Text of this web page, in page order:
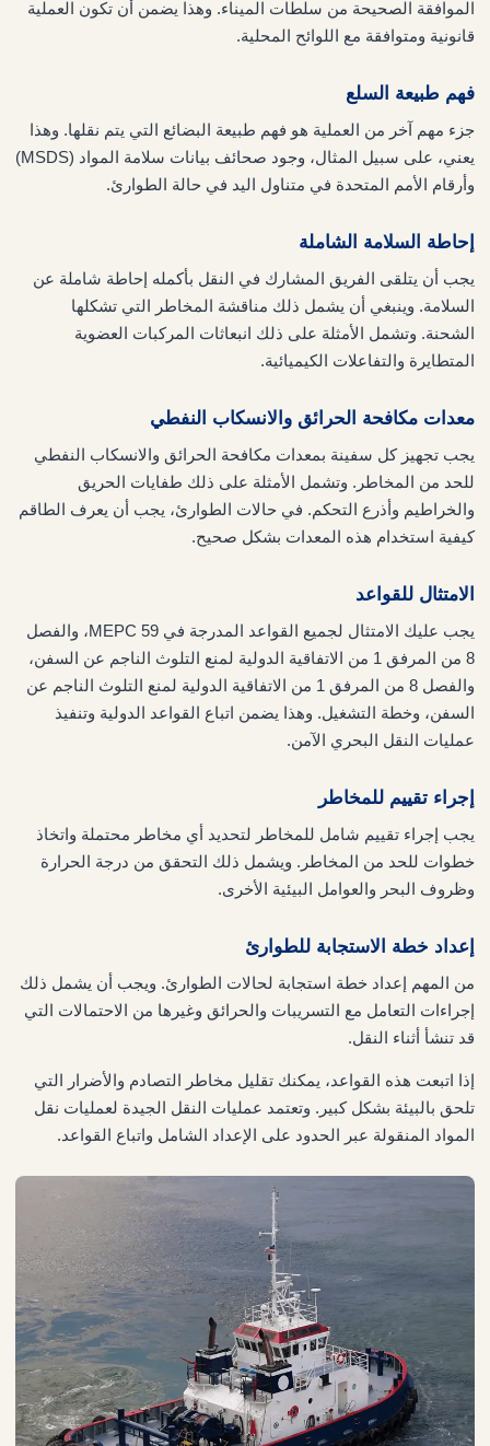
الموافقة الصحيحة من سلطات الميناء. وهذا يضمن أن تكون العملية
قانونية ومتوافقة مع اللوائح المحلية.
فهم طبيعة السلع
جزء مهم آخر من العملية هو فهم طبيعة البضائع التي يتم نقلها. وهذا
يعني، على سبيل المثال، وجود صحائف بيانات سلامة المواد (MSDS)
وأرقام الأمم المتحدة في متناول اليد في حالة الطوارئ.
إحاطة السلامة الشاملة
يجب أن يتلقى الفريق المشارك في النقل بأكمله إحاطة شاملة عن
السلامة. وينبغي أن يشمل ذلك مناقشة المخاطر التي تشكلها
الشحنة. وتشمل الأمثلة على ذلك انبعاثات المركبات العضوية
المتطايرة والتفاعلات الكيميائية.
معدات مكافحة الحرائق والانسكاب النفطي
يجب تجهيز كل سفينة بمعدات مكافحة الحرائق والانسكاب النفطي
للحد من المخاطر. وتشمل الأمثلة على ذلك طفايات الحريق
والخراطيم وأذرع التحكم. في حالات الطوارئ، يجب أن يعرف الطاقم
كيفية استخدام هذه المعدات بشكل صحيح.
الامتثال للقواعد
يجب عليك الامتثال لجميع القواعد المدرجة في MEPC 59، والفصل
8 من المرفق 1 من الاتفاقية الدولية لمنع التلوث الناجم عن السفن،
والفصل 8 من المرفق 1 من الاتفاقية الدولية لمنع التلوث الناجم عن
السفن، وخطة التشغيل. وهذا يضمن اتباع القواعد الدولية وتنفيذ
عمليات النقل البحري الآمن.
إجراء تقييم للمخاطر
يجب إجراء تقييم شامل للمخاطر لتحديد أي مخاطر محتملة واتخاذ
خطوات للحد من المخاطر. ويشمل ذلك التحقق من درجة الحرارة
وظروف البحر والعوامل البيئية الأخرى.
إعداد خطة الاستجابة للطوارئ
من المهم إعداد خطة استجابة لحالات الطوارئ. ويجب أن يشمل ذلك
إجراءات التعامل مع التسريبات والحرائق وغيرها من الاحتمالات التي
قد تنشأ أثناء النقل.
إذا اتبعت هذه القواعد، يمكنك تقليل مخاطر التصادم والأضرار التي
تلحق بالبيئة بشكل كبير. وتعتمد عمليات النقل الجيدة لعمليات نقل
المواد المنقولة عبر الحدود على الإعداد الشامل واتباع القواعد.